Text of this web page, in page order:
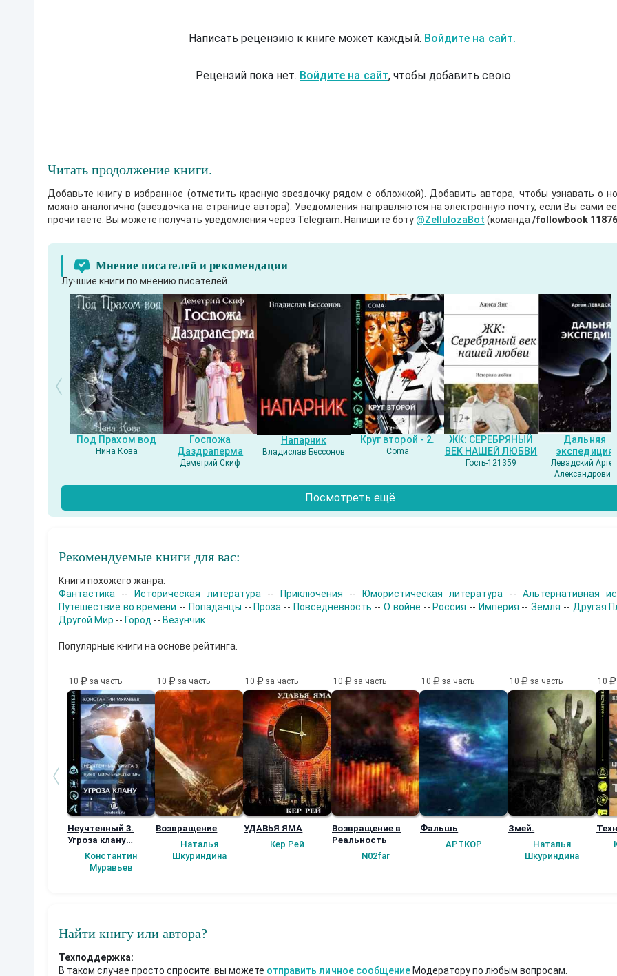
Написать рецензию к книге может каждый. Войдите на сайт.
Рецензий пока нет. Войдите на сайт, чтобы добавить свою
Читать продолжение книги.
Добавьте книгу в избранное (отметить красную звездочку рядом с обложкой). Добавить автора, чтобы узнавать о
можно аналогично (звездочка на странице автора). Уведомления направляются на электронную почту, если Вы сами
прочитаете. Вы можете получать уведомления через Telegram. Напишите боту @ZellulozaBot (команда /followbook 11876
Мнение писателей и рекомендации
Лучшие книги по мнению писателей.
Под Прахом вод
Нина Кова
Госпожа
Даздраперма
Деметрий Скиф
Напарник
Владислав Бессонов
Круг второй - 2.
Coma
ЖК: СЕРЕБРЯНЫЙ
ВЕК НАШЕЙ ЛЮБВИ
Гость-121359
Дальняя
экспедиция
Левадский
Александрович
Посмотреть ещё
Рекомендуемые книги для вас:
Книги похожего жанра:
Фантастика -- Историческая литература -- Приключения -- Юмористическая литература -- Альтернативная
Путешествие во времени -- Попаданцы -- Проза -- Повседневность --О войне -- Россия -- Империя --Земля -- Другая
Другой Мир -- Город -- Везунчик
Популярные книги на основе рейтинга.
10 за часть
Неучтенный 3.
Угроза клану
(Альтернативное
продолжение)
Константин
Муравьев
10 за часть
Возвращение
Наталья
Шкуриндина
10 за часть
УДАВЬЯ ЯМА
Кер Рей
10 за часть
Возвращение в
Реальность
N02far
10 за часть
Фальшь
АРТКОР
10 за часть
Змей.
Наталья
Шкуриндина
10
Найти книгу или автора?
Техподдержка:
В таком случае просто спросите: вы можете отправить личное сообщение Модератору по любым вопросам.